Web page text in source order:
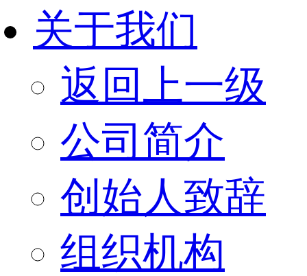
关于我们
返回上一级
公司简介
创始人致辞
组织机构